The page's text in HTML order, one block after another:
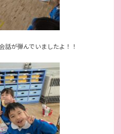
話が弾んでいましたよ！！